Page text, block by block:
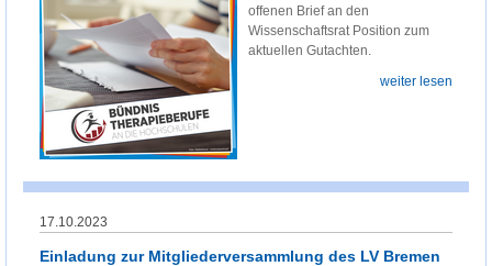
offenen Brief an den
Wissenschaftsrat Position zum
aktuellen Gutachten.
weiter lesen
17.10.2023
Einladung zur Mitgliederversammlung des LV Bremen